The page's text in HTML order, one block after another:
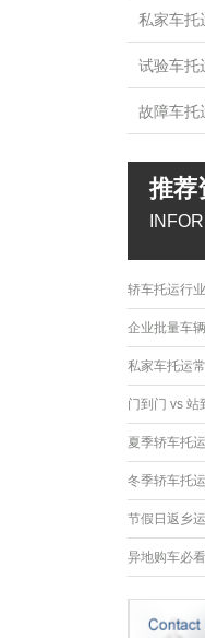
私家车托
试验车托
故障车托
推荐
轿车托运行
全规范
企业批量车
优势
私家车托运
次性解决
门到门 vs 站
夏季轿车托
略
冬季轿车托
指南
节假日返乡
算
异地购车必